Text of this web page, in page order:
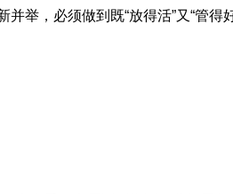
举，必须做到既“放得活”又“管得